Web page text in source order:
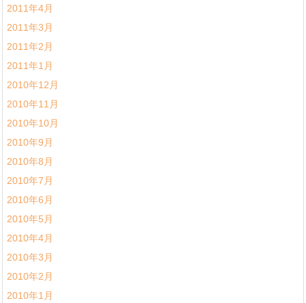
2011年4月
2011年3月
2011年2月
2011年1月
2010年12月
2010年11月
2010年10月
2010年9月
2010年8月
2010年7月
2010年6月
2010年5月
2010年4月
2010年3月
2010年2月
2010年1月